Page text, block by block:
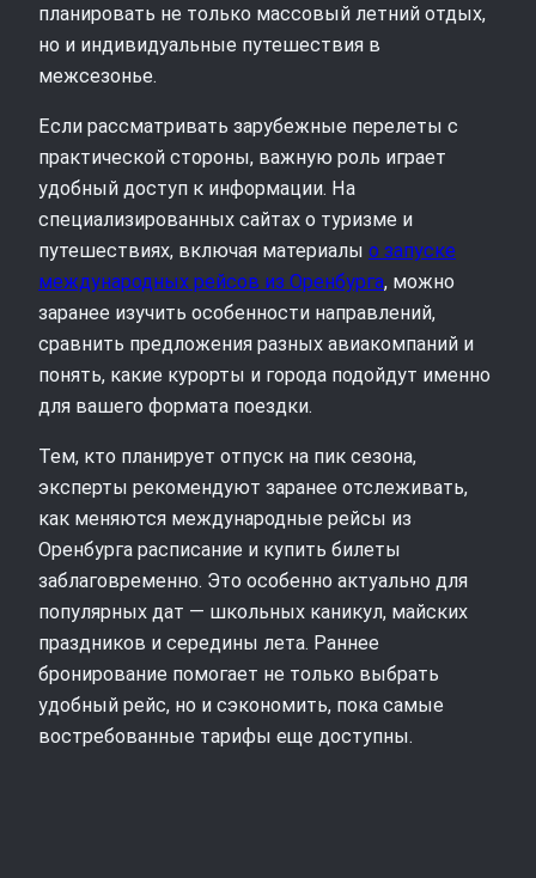
планировать не только массовый летний отдых,
но и индивидуальные путешествия в
межсезонье.
Если рассматривать зарубежные перелеты с
практической стороны, важную роль играет
удобный доступ к информации. На
специализированных сайтах о туризме и
путешествиях, включая материалы о запуске
международных рейсов из Оренбурга, можно
заранее изучить особенности направлений,
сравнить предложения разных авиакомпаний и
понять, какие курорты и города подойдут именно
для вашего формата поездки.
Тем, кто планирует отпуск на пик сезона,
эксперты рекомендуют заранее отслеживать,
как меняются международные рейсы из
Оренбурга расписание и купить билеты
заблаговременно. Это особенно актуально для
популярных дат — школьных каникул, майских
праздников и середины лета. Раннее
бронирование помогает не только выбрать
удобный рейс, но и сэкономить, пока самые
востребованные тарифы еще доступны.